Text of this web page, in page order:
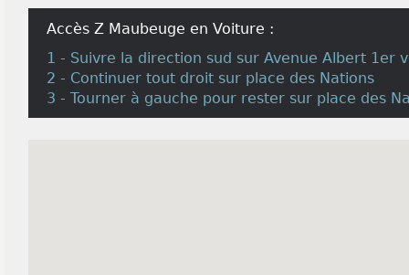
Accès Z Maubeuge en Voiture :
1 - Suivre la direction sud sur Avenue Albert 1er
2 - Continuer tout droit sur place des Nations
3 - Tourner à gauche pour rester sur place des